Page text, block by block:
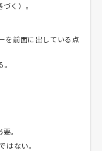
く）。
を前面に出している点
。
はない。